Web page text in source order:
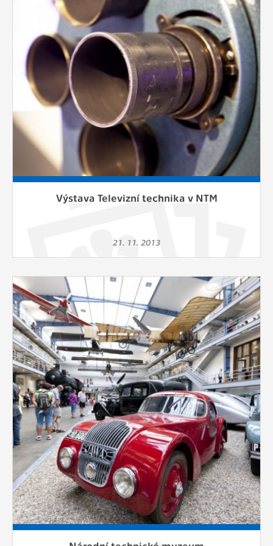
Cookies, které aplikace nedokáže zařadit.
Naším cílem je, aby tato kategorie
zůstala prázdná a všechny cookies byly
přiřazeny do některé z kategorií
uvedených výše.
Výstava Televizní technika v NTM
21. 11. 2013